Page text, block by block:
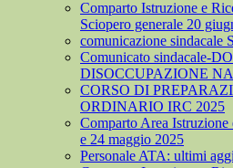
Comparto Istruzione e
Sciopero generale 20
comunicazione sindacale
Comunicato sindacale-
DISOCCUPAZIONE
CORSO DI
ORDINARIO IRC 2025
Comparto Area
e 24 maggio 2025
Personale ATA: ultimi